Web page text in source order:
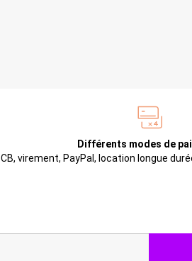
Différents modes de
CB, virement, PayPal, location longue